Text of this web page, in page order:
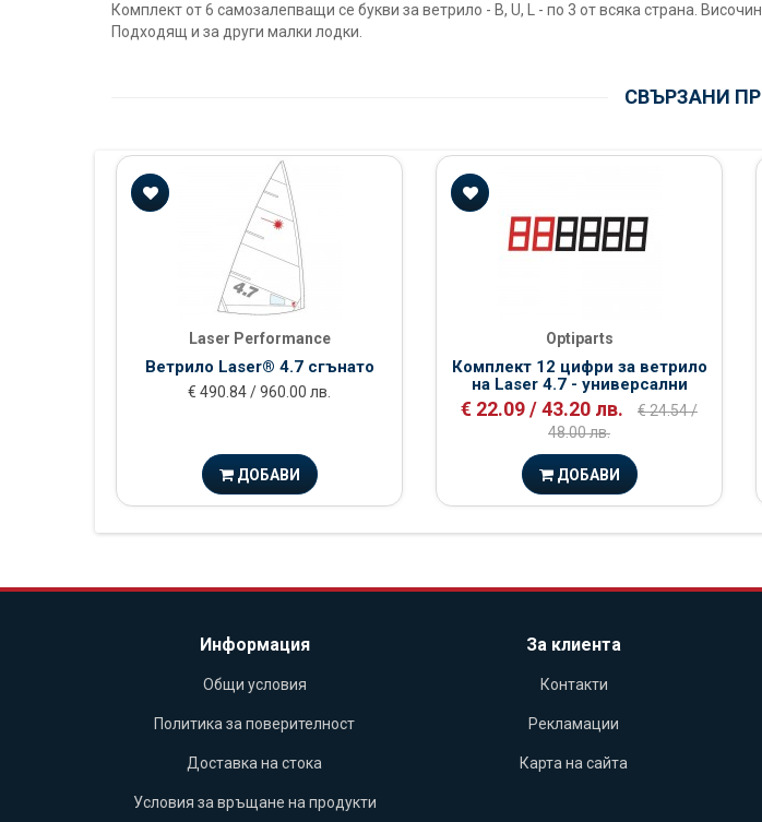
Комплект от 6 самозалепващи се букви за ветрило - B, U, L - по 3 от всяка страна.
Подходящ и за други малки лодки.
СВЪРЗАНИ
Laser Performance
Ветрило Laser® 4.7 сгънато
€ 490.84 / 960.00 лв.
ДОБАВИ
Optiparts
Комплект 12 цифри за ветрило
на Laser 4.7 - универсални
€ 22.09 / 43.20 лв.
€ 24.54 /
48.00 лв.
ДОБАВИ
Информация
Общи условия
Политика за поверителност
Доставка на стока
Условия за връщане на продукти
За клиента
Контакти
Рекламации
Карта на сайта